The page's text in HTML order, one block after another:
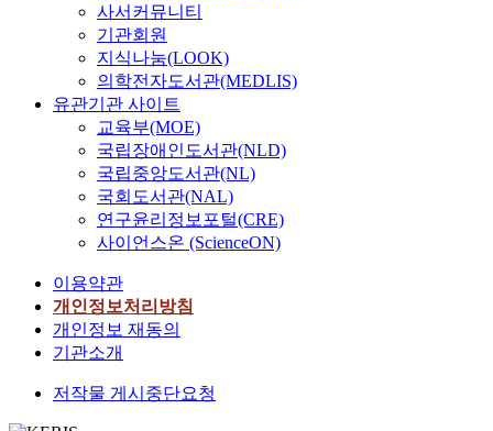
사서커뮤니티
기관회원
지식나눔(LOOK)
의학전자도서관(MEDLIS)
유관기관 사이트
교육부(MOE)
국립장애인도서관(NLD)
국립중앙도서관(NL)
국회도서관(NAL)
연구윤리정보포털(CRE)
사이언스온 (ScienceON)
이용약관
개인정보처리방침
개인정보 재동의
기관소개
저작물 게시중단요청